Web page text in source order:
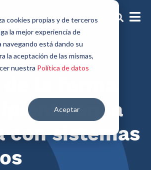
cookies propias y de terceros
la mejor experiencia de
navegando está dando su
la aceptación de las mismas,
nuestra Política de datos
Aceptar
la forma
en la
con sistemas